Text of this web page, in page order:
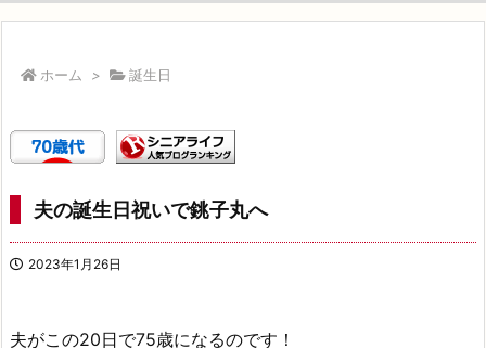
ホーム > 誕生日
夫の誕生日祝いで銚子丸へ
2023年1月26日
夫がこの20日で75歳になるのです！